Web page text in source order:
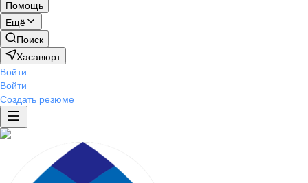
Помощь
Ещё
Поиск
Хасавюрт
Войти
Войти
Создать резюме